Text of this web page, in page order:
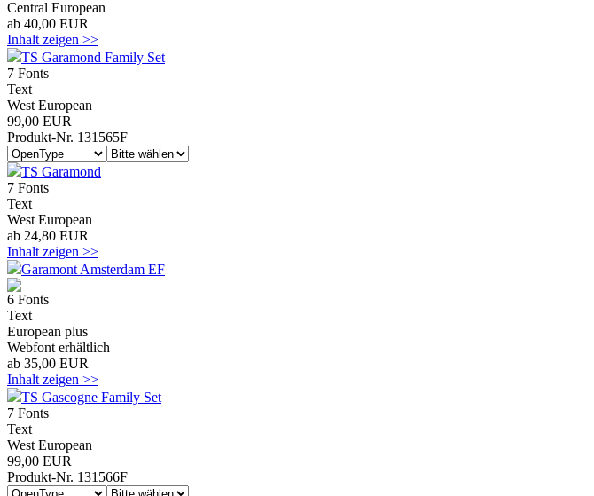
Central European
ab 40,00 EUR
Inhalt zeigen >>
TS Garamond Family Set
7 Fonts
Text
West European
99,00 EUR
Produkt-Nr. 131565F
TS Garamond
7 Fonts
Text
West European
ab 24,80 EUR
Inhalt zeigen >>
Garamont Amsterdam EF
6 Fonts
Text
European plus
Webfont erhältlich
ab 35,00 EUR
Inhalt zeigen >>
TS Gascogne Family Set
7 Fonts
Text
West European
99,00 EUR
Produkt-Nr. 131566F